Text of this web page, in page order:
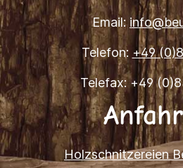
Email:
Telefon: +49
Telefax: +49
Holzschnitzereien